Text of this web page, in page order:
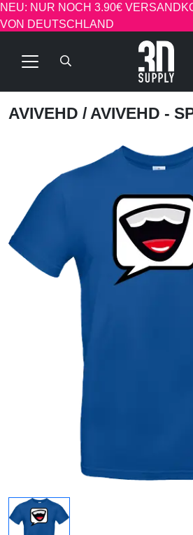
NEU: NUR NOCH 3.90€
VON DEUTSCHLAND
AVIVEHD / AVIVEHD -